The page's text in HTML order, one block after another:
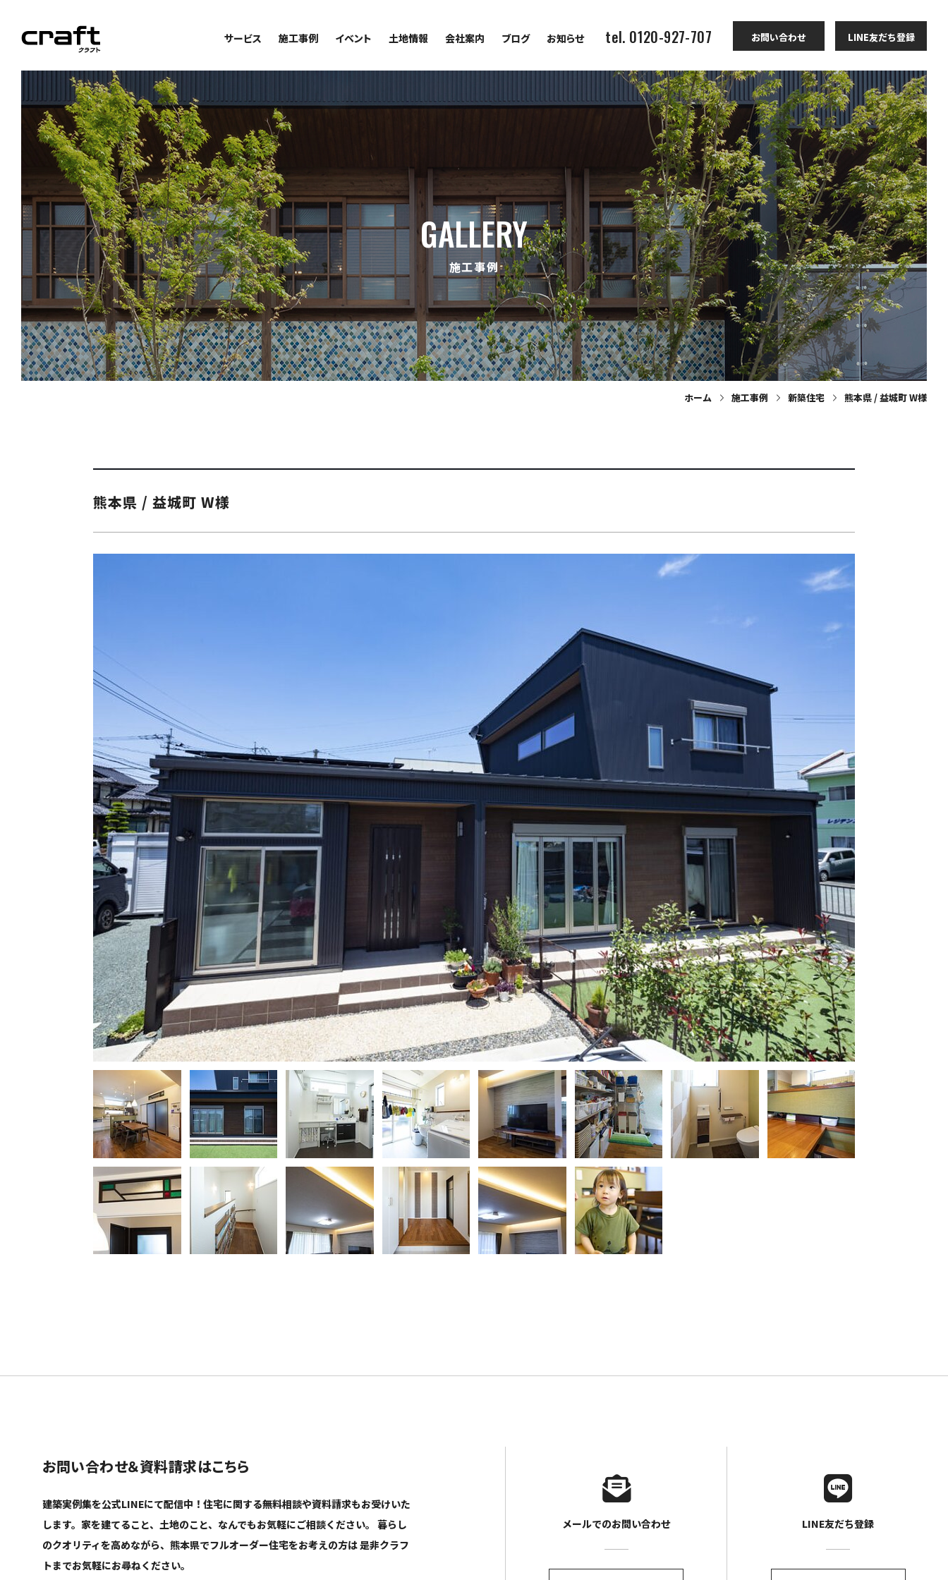
お問い合わせ LINE友だち登録
tel. 0120-927-707
サービス 施工事例 イベント 土地情報 会社案内 ブログ お知らせ
GALLERY
施工事例
ホーム 施工事例 新築住宅 熊本県 / 益城町 W様
熊本県 / 益城町 W様
お問い合わせ＆資料請求はこちら
建築実例集を公式LINEにて配信中！住宅に関する無料相談や資料請求もお受けいた
します。家を建てること、土地のこと、なんでもお気軽にご相談ください。 暮らし
のクオリティを高めながら、熊本県でフルオーダー住宅をお考えの方は是非クラフ
トまでお気軽にお尋ねください。
メールでのお問い合わせ LINE友だち登録